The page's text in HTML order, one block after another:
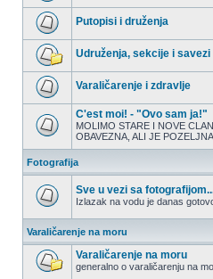
Nema
nepročitanih
postova
Nema
nepročitanih
postova
Putopisi i druženja
Nema
nepročitanih
postova
Udruženja, sekcije i savezi
Nema
nepročitanih
postova
Varaličarenje i zdravlje
Nema
nepročitanih
postova
C'est moi! - "Ovo sam ja!"
MOLIMO STARE I NOVE
OBAVEZNA, ALI JE
Fotografija
nepročitanih
postova
Sve u vezi sa
Izlazak na vodu je danas
Varaličarenje na moru
Varaličarenje na moru
generalno o varaličarenju na